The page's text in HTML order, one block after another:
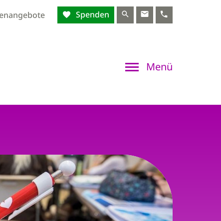
Spenden
Menü